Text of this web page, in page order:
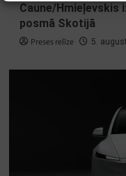
Caune/Hmieļevskis
posmā Skotijā
Preses relīze 5.